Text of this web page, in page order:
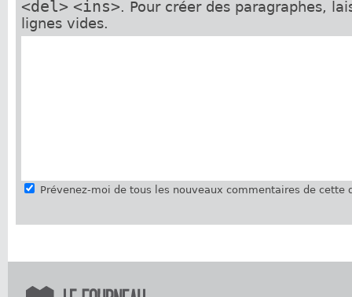
<del> <ins>. Pour créer des paragraphes,
lignes vides.
Prévenez-moi de tous les nouveaux commentaires de cette